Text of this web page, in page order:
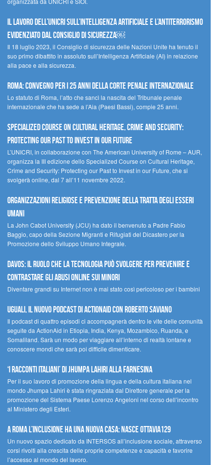
Il lavoro dell’UNICRI sull’intelligenza artificiale e l’antiterrorismo
evidenziato dal Consiglio di Sicurezza￼
Il 18 luglio 2023, il Consiglio di sicurezza delle Nazioni Unite ha tenuto il
suo primo dibattito in assoluto sull’Intelligenza Artificiale (AI) in relazione
alla pace e alla sicurezza.
Roma: convegno per i 25 anni della Corte penale internazionale
Lo statuto di Roma, l’atto che sancì la nascita del Tribunale penale
internazionale che ha sede a l’Aia (Paesi Bassi), compie 25 anni.
Specialized Course on Cultural Heritage, Crime and Security:
Protecting our Past to Invest in our Future
L’UNICRI, in collaborazione con The American University of Rome – AUR,
organizza la III edizione dello Specialized Course on Cultural Heritage,
Crime and Security: Protecting our Past to Invest in our Future, che si
svolgerà online, dal 7 all’11 novembre 2022.
Organizzazioni religiose e prevenzione della tratta degli esseri
umani
La John Cabot University (JCU) ha dato il benvenuto a Padre Fabio
Baggio, capo della Sezione Migranti e Rifugiati del Dicastero per la
Promozione dello Sviluppo Umano Integrale.
Davos: il ruolo che la tecnologia può svolgere per prevenire e
contrastare gli abusi online sui minori
Diventare grandi su Internet non è mai stato così pericoloso per i bambini
UGUALI, il nuovo podcast di ACTIONAID con Roberto Saviano
Il podcast di quattro episodi ci accompagnerà dentro le vite delle comunità
seguite da ActionAid in Etiopia, India, Kenya, Mozambico, Ruanda, e
Somaliland. Sarà un modo per viaggiare all’interno di realtà lontane e
conoscere mondi che sarà poi difficile dimenticare.
‘I racconti italiani’ di Jhumpa Lahiri alla Farnesina
Per il suo lavoro di promozione della lingua e della cultura italiana nel
mondo Jhumpa Lahiri è stata ringraziata dal Direttore generale per la
promozione del Sistema Paese Lorenzo Angeloni nel corso dell’incontro
al Ministero degli Esteri.
A Roma l’inclusione ha una nuova casa: nasce Ottavia129
Un nuovo spazio dedicato da INTERSOS all’inclusione sociale, attraverso
corsi rivolti alla crescita delle proprie competenze e capacità e favorire
l’accesso al mondo del lavoro.